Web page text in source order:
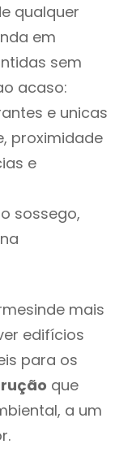
qualquer
em
sem
acaso:
e unicas
proximidade
e
sossego,
mais
edifícios
para os
que
a um